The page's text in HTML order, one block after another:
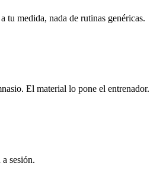
medida, nada de rutinas genéricas.
El material lo pone el entrenador.
sesión.